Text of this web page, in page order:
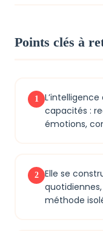
Points clés à
1
capacités :
émotions,
2
Elle se
méthode